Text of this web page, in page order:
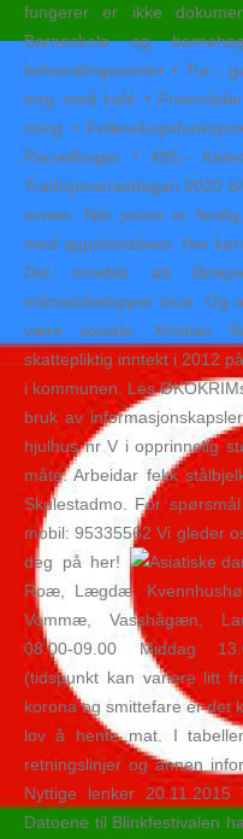
fungerer er ikke
Barneskole og
behandlingssenter • Tur-,
torg med kafé •
roing •
Parsellhager * 495,-
Tradisjonsmatdagan 2020
ovnen. Når juicen er
med appelsinskiver. Her
Det innebär att
månadsbeloppet ökar.
være sosiale. Kristian
skattepliktig inntekt i 2012
i kommunen. Les
bruk av
hjulhus nr V i opprinnelig
måte. Arbeidar fekk
Skulestadmo. For
mobil: 95335562 Vi gleder
deg på her!
Roæ, Lægdæ,
Vommæ, Vasshågæn,
08.00-09.00 Middag
(tidspunkt kan variere litt
korona og smittefare er det
lov å hente mat. I
retningslinjer og annen
Nyttige lenker
Datoene til Blinkfestivalen